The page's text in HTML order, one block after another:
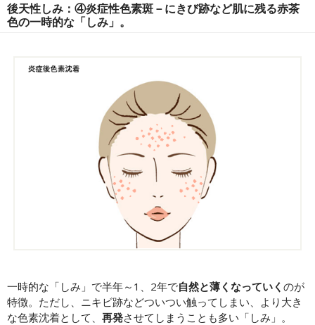
後天性しみ：④炎症性色素斑－にきび跡など肌に残る赤茶
色の一時的な「しみ」。
一時的な「しみ」で半年～1、2年で自然と薄くなっていく のが
特徴。ただし、ニキビ跡などついつい触ってしまい、より大き
な色素沈着として、 再発させてしまうことも多い「しみ」。